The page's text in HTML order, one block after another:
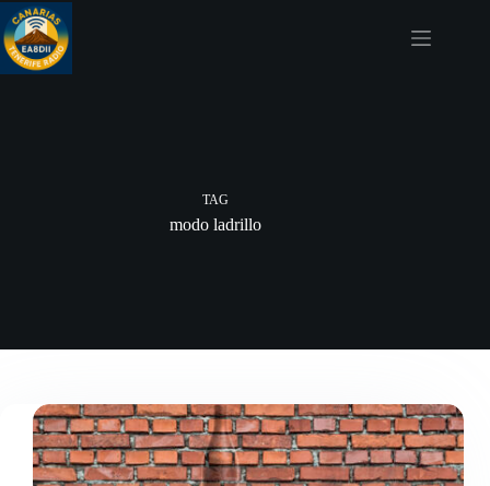
Skip
to
content
TAG
modo ladrillo